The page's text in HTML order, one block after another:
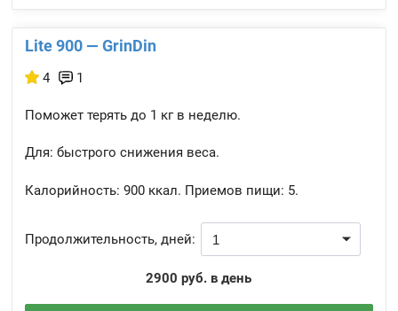
Lite 900 — GrinDin
4 1
Поможет терять до 1 кг в неделю.
Для: быстрого снижения веса.
Калорийность: 900 ккал. Приемов пищи: 5.
Продолжительность, дней:
2900 руб. в день